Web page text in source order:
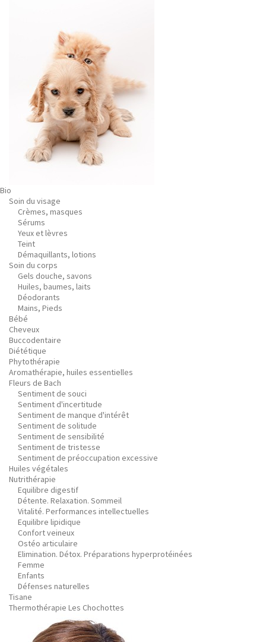
Bio
Soin du visage
Crèmes, masques
Sérums
Yeux et lèvres
Teint
Démaquillants, lotions
Soin du corps
Gels douche, savons
Huiles, baumes, laits
Déodorants
Mains, Pieds
Bébé
Cheveux
Buccodentaire
Diététique
Phytothérapie
Aromathérapie, huiles essentielles
Fleurs de Bach
Sentiment de souci
Sentiment d'incertitude
Sentiment de manque d'intérêt
Sentiment de solitude
Sentiment de sensibilité
Sentiment de tristesse
Sentiment de préoccupation excessive
Huiles végétales
Nutrithérapie
Equilibre digestif
Détente. Relaxation. Sommeil
Vitalité. Performances intellectuelles
Equilibre lipidique
Confort veineux
Ostéo articulaire
Elimination. Détox. Préparations hyperprotéinées
Femme
Enfants
Défenses naturelles
Tisane
Thermothérapie Les Chochottes